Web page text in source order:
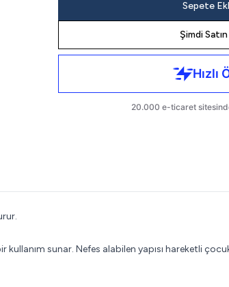
Sepete
Şimdi
sunar. Nefes alabilen yapısı hareketli